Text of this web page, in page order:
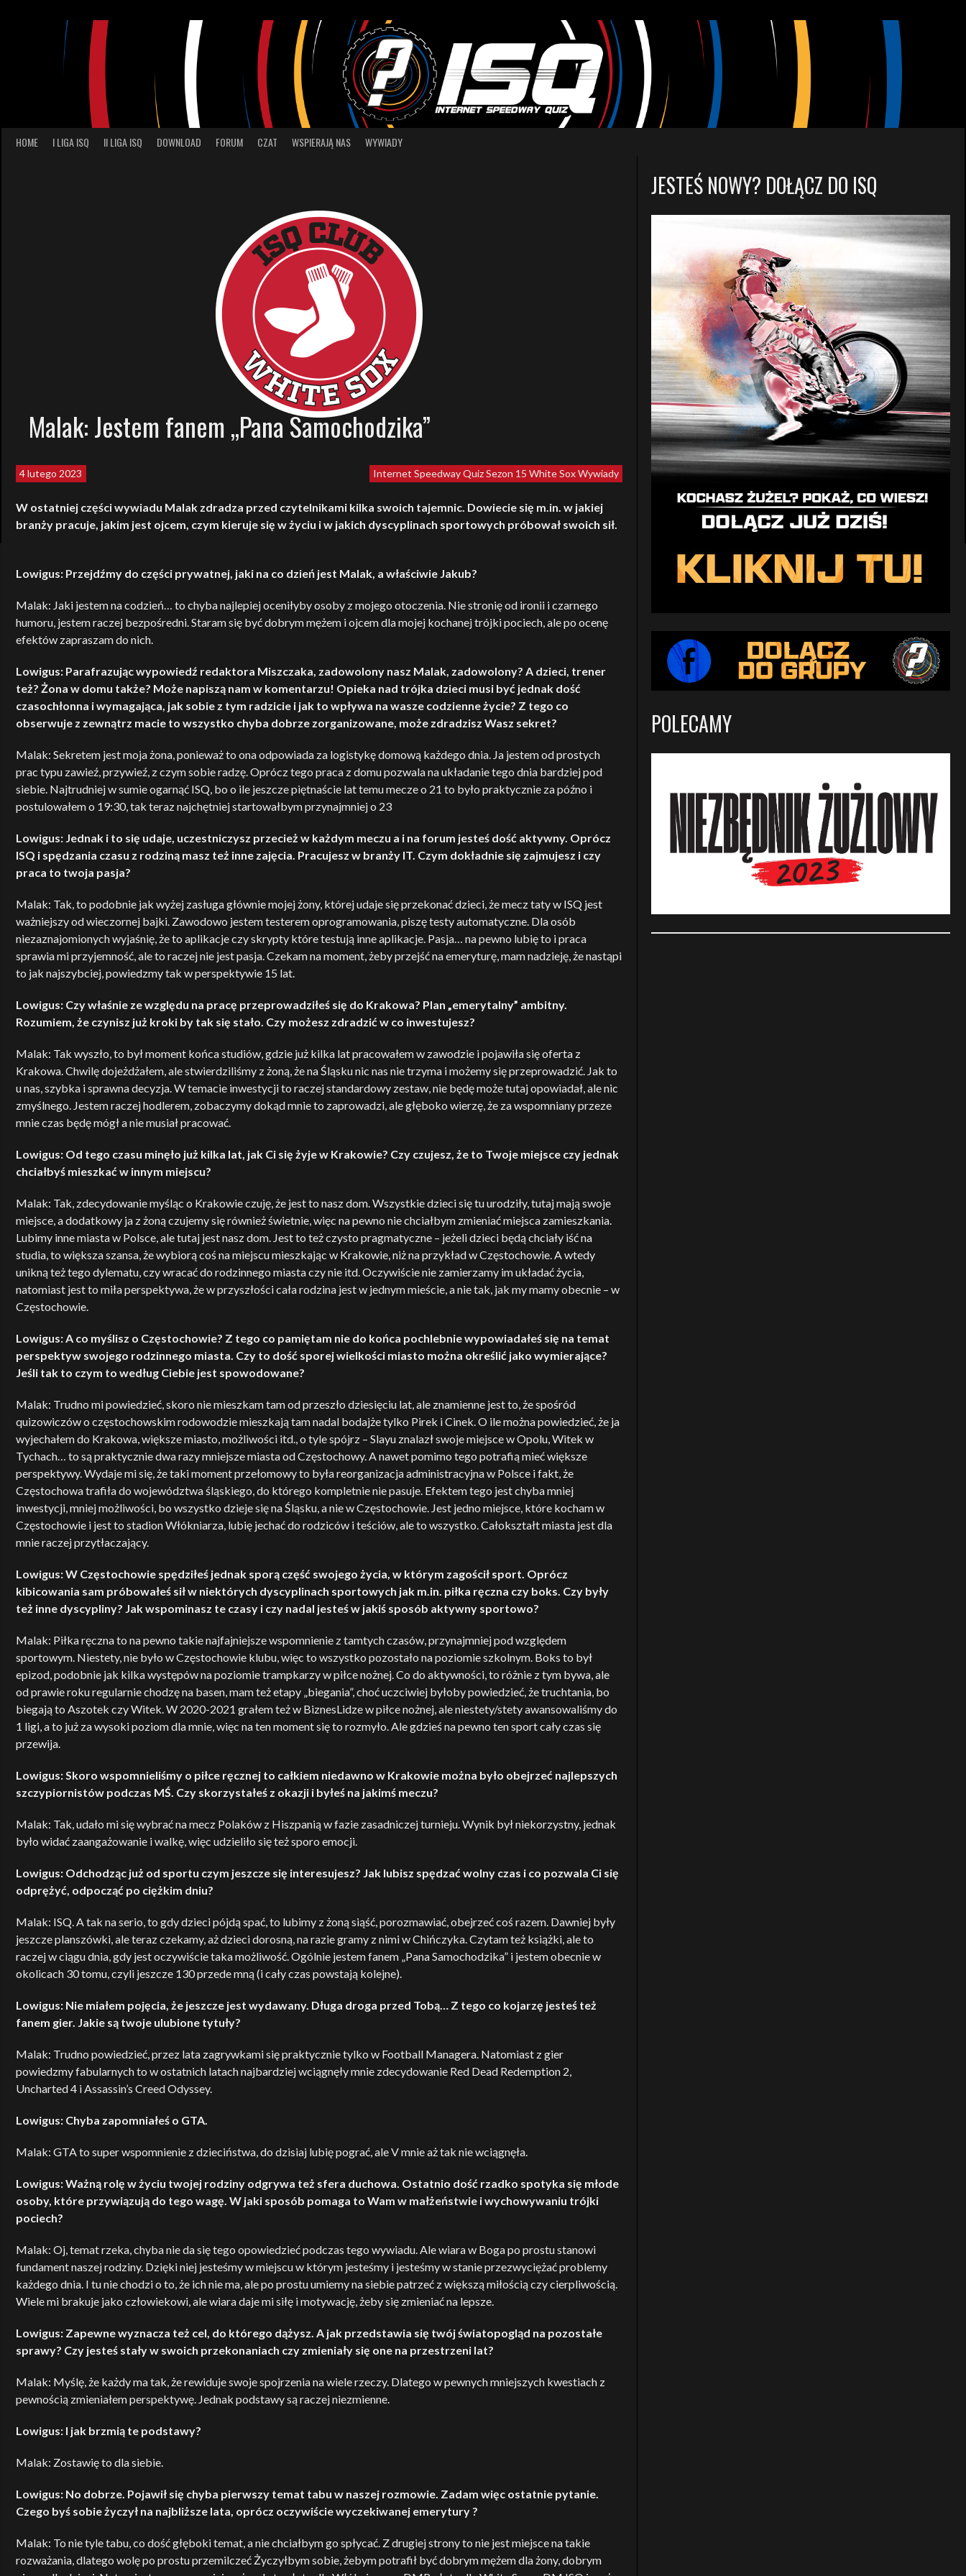
HOME I LIGA ISQ II LIGA ISQ DOWNLOAD FORUM CZAT WSPIERAJĄ NAS WYWIADY
Malak: Jestem fanem „Pana Samochodzika”
Internet Speedway QuizSezon 15 White SoxWywiady
4 lutego 2023
W ostatniej części wywiadu Malak zdradza przed czytelnikami kilka swoich tajemnic. Dowiecie się m.in. w jakiej
branży pracuje, jakim jest ojcem, czym kieruje się w życiu i w jakich dyscyplinach sportowych próbował swoich sił.
Lowigus: Przejdźmy do części prywatnej, jaki na co dzień jest Malak, a właściwie Jakub?
Malak: Jaki jestem na codzień… to chyba najlepiej oceniłyby osoby z mojego otoczenia. Nie stronię od ironii i czarnego
humoru, jestem raczej bezpośredni. Staram się być dobrym mężem i ojcem dla mojej kochanej trójki pociech, ale po ocenę
efektów zapraszam do nich.
Lowigus: Parafrazując wypowiedź redaktora Miszczaka, zadowolony nasz Malak, zadowolony? A dzieci, trener
też? Żona w domu także? Może napiszą nam w komentarzu! Opieka nad trójka dzieci musi być jednak dość
czasochłonna i wymagająca, jak sobie z tym radzicie i jak to wpływa na wasze codzienne życie? Z tego co
obserwuje z zewnątrz macie to wszystko chyba dobrze zorganizowane, może zdradzisz Wasz sekret?
Malak: Sekretem jest moja żona, ponieważ to ona odpowiada za logistykę domową każdego dnia. Ja jestem od prostych
prac typu zawieź, przywieź, z czym sobie radzę. Oprócz tego praca z domu pozwala na układanie tego dnia bardziej pod
siebie. Najtrudniej w sumie ogarnąć ISQ, bo o ile jeszcze piętnaście lat temu mecze o 21 to było praktycznie za późno i
postulowałem o 19:30, tak teraz najchętniej startowałbym przynajmniej o 23
Lowigus: Jednak i to się udaje, uczestniczysz przecież w każdym meczu a i na forum jesteś dość aktywny. Oprócz
ISQ i spędzania czasu z rodziną masz też inne zajęcia. Pracujesz w branży IT. Czym dokładnie się zajmujesz i czy
praca to twoja pasja?
Malak: Tak, to podobnie jak wyżej zasługa głównie mojej żony, której udaje się przekonać dzieci, że mecz taty w ISQ jest
ważniejszy od wieczornej bajki. Zawodowo jestem testerem oprogramowania, piszę testy automatyczne. Dla osób
niezaznajomionych wyjaśnię, że to aplikacje czy skrypty które testują inne aplikacje. Pasja… na pewno lubię to i praca
sprawia mi przyjemność, ale to raczej nie jest pasja. Czekam na moment, żeby przejść na emeryturę, mam nadzieję, że nastąpi
to jak najszybciej, powiedzmy tak w perspektywie 15 lat.
Lowigus: Czy właśnie ze względu na pracę przeprowadziłeś się do Krakowa? Plan „emerytalny” ambitny.
Rozumiem, że czynisz już kroki by tak się stało. Czy możesz zdradzić w co inwestujesz?
Malak: Tak wyszło, to był moment końca studiów, gdzie już kilka lat pracowałem w zawodzie i pojawiła się oferta z
Krakowa. Chwilę dojeżdżałem, ale stwierdziliśmy z żoną, że na Śląsku nic nas nie trzyma i możemy się przeprowadzić. Jak to
u nas, szybka i sprawna decyzja. W temacie inwestycji to raczej standardowy zestaw, nie będę może tutaj opowiadał, ale nic
zmyślnego. Jestem raczej hodlerem, zobaczymy dokąd mnie to zaprowadzi, ale głęboko wierzę, że za wspomniany przeze
mnie czas będę mógł a nie musiał pracować.
Lowigus: Od tego czasu minęło już kilka lat, jak Ci się żyje w Krakowie? Czy czujesz, że to Twoje miejsce czy jednak
chciałbyś mieszkać w innym miejscu?
Malak: Tak, zdecydowanie myśląc o Krakowie czuję, że jest to nasz dom. Wszystkie dzieci się tu urodziły, tutaj mają swoje
miejsce, a dodatkowy ja z żoną czujemy się również świetnie, więc na pewno nie chciałbym zmieniać miejsca zamieszkania.
Lubimy inne miasta w Polsce, ale tutaj jest nasz dom. Jest to też czysto pragmatyczne – jeżeli dzieci będą chciały iść na
studia, to większa szansa, że wybiorą coś na miejscu mieszkając w Krakowie, niż na przykład w Częstochowie. A wtedy
unikną też tego dylematu, czy wracać do rodzinnego miasta czy nie itd. Oczywiście nie zamierzamy im układać życia,
natomiast jest to miła perspektywa, że w przyszłości cała rodzina jest w jednym mieście, a nie tak, jak my mamy obecnie – w
Częstochowie.
Lowigus: A co myślisz o Częstochowie? Z tego co pamiętam nie do końca pochlebnie wypowiadałeś się na temat
perspektyw swojego rodzinnego miasta. Czy to dość sporej wielkości miasto można określić jako wymierające?
Jeśli tak to czym to według Ciebie jest spowodowane?
Malak: Trudno mi powiedzieć, skoro nie mieszkam tam od przeszło dziesięciu lat, ale znamienne jest to, że spośród
quizowiczów o częstochowskim rodowodzie mieszkają tam nadal bodajże tylko Pirek i Cinek. O ile można powiedzieć, że ja
wyjechałem do Krakowa, większe miasto, możliwości itd., o tyle spójrz – Slayu znalazł swoje miejsce w Opolu, Witek w
Tychach… to są praktycznie dwa razy mniejsze miasta od Częstochowy. A nawet pomimo tego potrafią mieć większe
perspektywy. Wydaje mi się, że taki moment przełomowy to była reorganizacja administracyjna w Polsce i fakt, że
Częstochowa trafiła do województwa śląskiego, do którego kompletnie nie pasuje. Efektem tego jest chyba mniej
inwestycji, mniej możliwości, bo wszystko dzieje się na Śląsku, a nie w Częstochowie. Jest jedno miejsce, które kocham w
Częstochowie i jest to stadion Włókniarza, lubię jechać do rodziców i teściów, ale to wszystko. Całokształt miasta jest dla
mnie raczej przytłaczający.
Lowigus: W Częstochowie spędziłeś jednak sporą część swojego życia, w którym zagościł sport. Oprócz
kibicowania sam próbowałeś sił w niektórych dyscyplinach sportowych jak m.in. piłka ręczna czy boks. Czy były
też inne dyscypliny? Jak wspominasz te czasy i czy nadal jesteś w jakiś sposób aktywny sportowo?
Malak: Piłka ręczna to na pewno takie najfajniejsze wspomnienie z tamtych czasów, przynajmniej pod względem
sportowym. Niestety, nie było w Częstochowie klubu, więc to wszystko pozostało na poziomie szkolnym. Boks to był
epizod, podobnie jak kilka występów na poziomie trampkarzy w piłce nożnej. Co do aktywności, to różnie z tym bywa, ale
od prawie roku regularnie chodzę na basen, mam też etapy „biegania”, choć uczciwiej byłoby powiedzieć, że truchtania, bo
biegają to Aszotek czy Witek. W 2020-2021 grałem też w BiznesLidze w piłce nożnej, ale niestety/stety awansowaliśmy do
1 ligi, a to już za wysoki poziom dla mnie, więc na ten moment się to rozmyło. Ale gdzieś na pewno ten sport cały czas się
przewija.
Lowigus: Skoro wspomnieliśmy o piłce ręcznej to całkiem niedawno w Krakowie można było obejrzeć najlepszych
szczypiornistów podczas MŚ. Czy skorzystałeś z okazji i byłeś na jakimś meczu?
Malak: Tak, udało mi się wybrać na mecz Polaków z Hiszpanią w fazie zasadniczej turnieju. Wynik był niekorzystny, jednak
było widać zaangażowanie i walkę, więc udzieliło się też sporo emocji.
Lowigus: Odchodząc już od sportu czym jeszcze się interesujesz? Jak lubisz spędzać wolny czas i co pozwala Ci się
odprężyć, odpocząć po ciężkim dniu?
Malak: ISQ. A tak na serio, to gdy dzieci pójdą spać, to lubimy z żoną siąść, porozmawiać, obejrzeć coś razem. Dawniej były
jeszcze planszówki, ale teraz czekamy, aż dzieci dorosną, na razie gramy z nimi w Chińczyka. Czytam też książki, ale to
raczej w ciągu dnia, gdy jest oczywiście taka możliwość. Ogólnie jestem fanem „Pana Samochodzika” i jestem obecnie w
okolicach 30 tomu, czyli jeszcze 130 przede mną (i cały czas powstają kolejne).
Lowigus: Nie miałem pojęcia, że jeszcze jest wydawany. Długa droga przed Tobą… Z tego co kojarzę jesteś też
fanem gier. Jakie są twoje ulubione tytuły?
Malak: Trudno powiedzieć, przez lata zagrywkami się praktycznie tylko w Football Managera. Natomiast z gier
powiedzmy fabularnych to w ostatnich latach najbardziej wciągnęły mnie zdecydowanie Red Dead Redemption 2,
Uncharted 4 i Assassin’s Creed Odyssey.
Lowigus: Chyba zapomniałeś o GTA.
Malak: GTA to super wspomnienie z dzieciństwa, do dzisiaj lubię pograć, ale V mnie aż tak nie wciągnęła.
Lowigus: Ważną rolę w życiu twojej rodziny odgrywa też sfera duchowa. Ostatnio dość rzadko spotyka się młode
osoby, które przywiązują do tego wagę. W jaki sposób pomaga to Wam w małżeństwie i wychowywaniu trójki
pociech?
Malak: Oj, temat rzeka, chyba nie da się tego opowiedzieć podczas tego wywiadu. Ale wiara w Boga po prostu stanowi
fundament naszej rodziny. Dzięki niej jesteśmy w miejscu w którym jesteśmy i jesteśmy w stanie przezwyciężać problemy
każdego dnia. I tu nie chodzi o to, że ich nie ma, ale po prostu umiemy na siebie patrzeć z większą miłością czy cierpliwością.
Wiele mi brakuje jako człowiekowi, ale wiara daje mi siłę i motywację, żeby się zmieniać na lepsze.
Lowigus: Zapewne wyznacza też cel, do którego dążysz. A jak przedstawia się twój światopogląd na pozostałe
sprawy? Czy jesteś stały w swoich przekonaniach czy zmieniały się one na przestrzeni lat?
Malak: Myślę, że każdy ma tak, że rewiduje swoje spojrzenia na wiele rzeczy. Dlatego w pewnych mniejszych kwestiach z
pewnością zmieniałem perspektywę. Jednak podstawy są raczej niezmienne.
Lowigus: I jak brzmią te podstawy?
Malak: Zostawię to dla siebie.
Lowigus: No dobrze. Pojawił się chyba pierwszy temat tabu w naszej rozmowie. Zadam więc ostatnie pytanie.
Czego byś sobie życzył na najbliższe lata, oprócz oczywiście wyczekiwanej emerytury ?
Malak: To nie tyle tabu, co dość głęboki temat, a nie chciałbym go spłycać. Z drugiej strony to nie jest miejsce na takie
rozważania, dlatego wolę po prostu przemilczeć Życzyłbym sobie, żebym potrafił być dobrym mężem dla żony, dobrym
JESTEŚ NOWY? DOŁĄCZ DO ISQ
POLECAMY